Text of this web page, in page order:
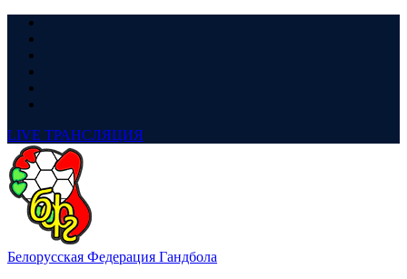
LIVE ТРАНСЛЯЦИЯ
Белорусская Федерация Гандбола